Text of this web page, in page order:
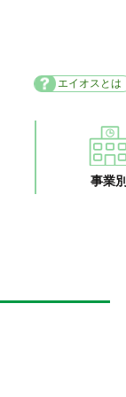
エイオスとは
事業別